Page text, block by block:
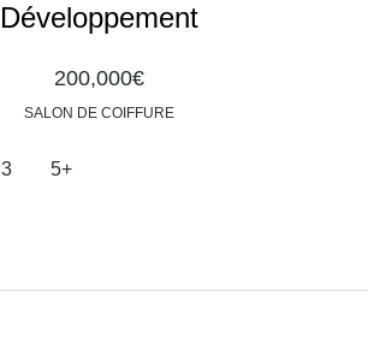
Développement
200,000€
SALON DE COIFFURE
3 5+